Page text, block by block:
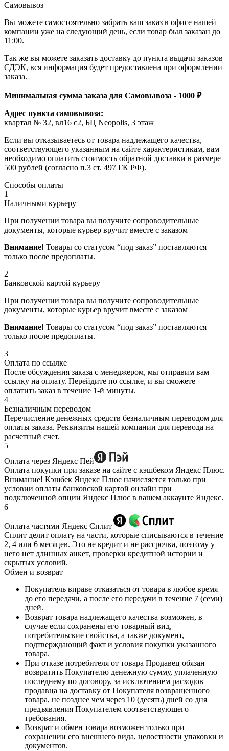
Самовывоз
Вы можете самостоятельно забрать ваш заказ в офисе нашей
компании уже на следующий день, если товар был заказан до
11:00.
Так же вы можете заказать доставку до пункта выдачи заказов
СДЭК, вся информация будет предоставлена при оформлении
заказа.
Минимальная сумма заказа для Самовывоза - 1000 ₽
Адрес пункта самовывоза:
квартал № 32, вл16 с2, БЦ Neopolis, 3 этаж
Если вы отказываетесь от товара надлежащего качества,
соответствующего указанным на сайте характеристикам, вам
необходимо оплатить стоимость обратной доставки в размере
500 рублей (согласно п.3 ст. 497 ГК РФ).
Способы оплаты
1
Наличными курьеру
При получении товара вы получите сопроводительные
документы, которые курьер вручит вместе с заказом
Внимание! Товары со статусом “под заказ” поставляются
только после предоплаты.
2
Банковской картой курьеру
При получении товара вы получите сопроводительные
документы, которые курьер вручит вместе с заказом
Внимание! Товары со статусом “под заказ” поставляются
только после предоплаты.
3
Оплата по ссылке
После обсуждения заказа с менеджером, мы отправим вам
ссылку на оплату. Перейдите по ссылке, и вы сможете
оплатить заказ в течение 1-й минуты.
4
Безналичным переводом
Перечисление денежных средств безналичным переводом для
оплаты заказа. Реквизиты нашей компании для перевода на
расчетный счет.
5
Оплата через Яндекс Пей
Оплата покупки при заказе на сайте с кэшбеком Яндекс Плюс.
Внимание! Кэшбек Яндекс Плюс начисляется только при
условии оплаты банковской картой онлайн при
подключенной опции Яндекс Плюс в вашем аккаунте Яндекс.
6
Оплата частями Яндекс Сплит
Сплит делит оплату на части, которые списываются в течение
2, 4 или 6 месяцев. Это не кредит и не рассрочка, поэтому у
него нет длинных анкет, проверки кредитной истории и
скрытых условий.
Обмен и возврат
Покупатель вправе отказаться от товара в любое время
до его передачи, а после его передачи в течение 7 (семи)
дней.
Возврат товара надлежащего качества возможен, в
случае если сохранены его товарный вид,
потребительские свойства, а также документ,
подтверждающий факт и условия покупки указанного
товара.
При отказе потребителя от товара Продавец обязан
возвратить Покупателю денежную сумму, уплаченную
последнему по договору, за исключением расходов
продавца на доставку от Покупателя возвращенного
товара, не позднее чем через 10 (десять) дней со дня
предъявления Покупателем соответствующего
требования.
Возврат и обмен товара возможен только при
сохранении его внешнего вида, целостности упаковки и
документов.